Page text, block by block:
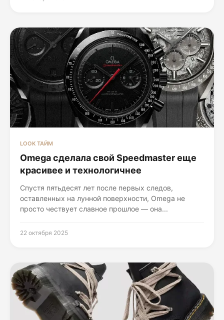
LOOK ТАЙМ
Omega сделала свой Speedmaster еще
красивее и технологичнее
Спустя пятьдесят лет после первых следов,
оставленных на лунной поверхности, Omega не
просто чествует славное прошлое — она...
22 октября 2025